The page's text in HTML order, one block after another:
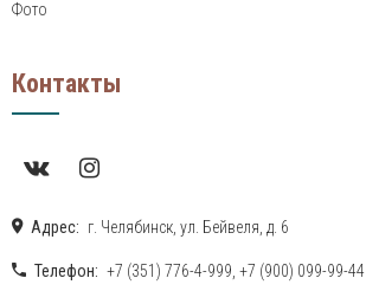
Фото
Контакты
Адрес: г. Челябинск, ул. Бейвеля, д. 6
Телефон: +7 (351) 776-4-999 +7 (900) 099-99-44